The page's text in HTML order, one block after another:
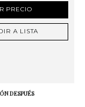
PRECIO
A LISTA
DESPUÉS